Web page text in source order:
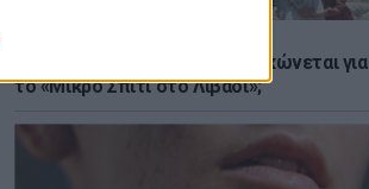
Explainer: Γιατί η Αμερική τσακώνεται για
το «Μικρό Σπίτι στο Λιβάδι»;